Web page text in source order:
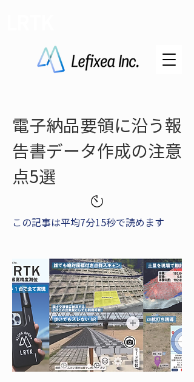
電子納品要領に沿う報
告書データ作成の注意
点5選
この記事は平均7分15秒で読めます